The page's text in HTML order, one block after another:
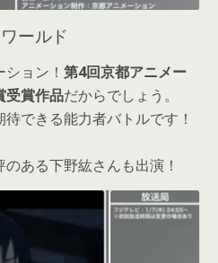
ールド
ョン！ 第4回京都アニメー
受賞作品だからでしょう。
できる能力者バトルです！
ある下野紘さんも出演！